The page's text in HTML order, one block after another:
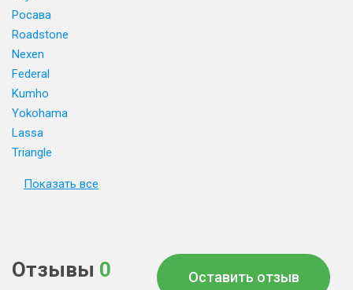
Росава
Roadstone
Nexen
Federal
Kumho
Yokohama
Lassa
Triangle
Показать все
Отзывы 0 Оставить отзыв